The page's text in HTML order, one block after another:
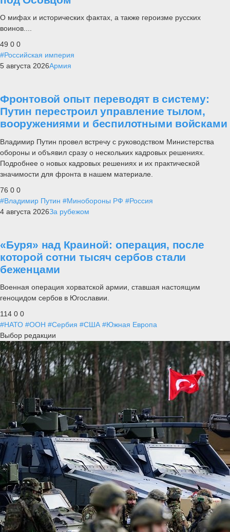
О мифах и исторических фактах, а также героизме русских
воинов....
49 0 0
#Российская империя
5 августа 2026Армия
Фронтовой опыт переводят в систему:
Путин перестроил управление тылом,
вооружениями и беспилотными войсками
Владимир Путин провел встречу с руководством Министерства
обороны и объявил сразу о нескольких кадровых решениях.
Подробнее о новых кадровых решениях и их практической
значимости для фронта в нашем материале.
76 0 0
#Владимир Путин #Минобороны РФ #Россия
4 августа 2026За рубежом
«Буря» над Краиной: операция, после
которой сотни тысяч сербов стали
беженцами
Военная операция хорватской армии, ставшая настоящим
геноцидом сербов в Югославии.
114 0 0
#НАТО #ООН #Сербия #США #Южная Европа
Выбор редакции